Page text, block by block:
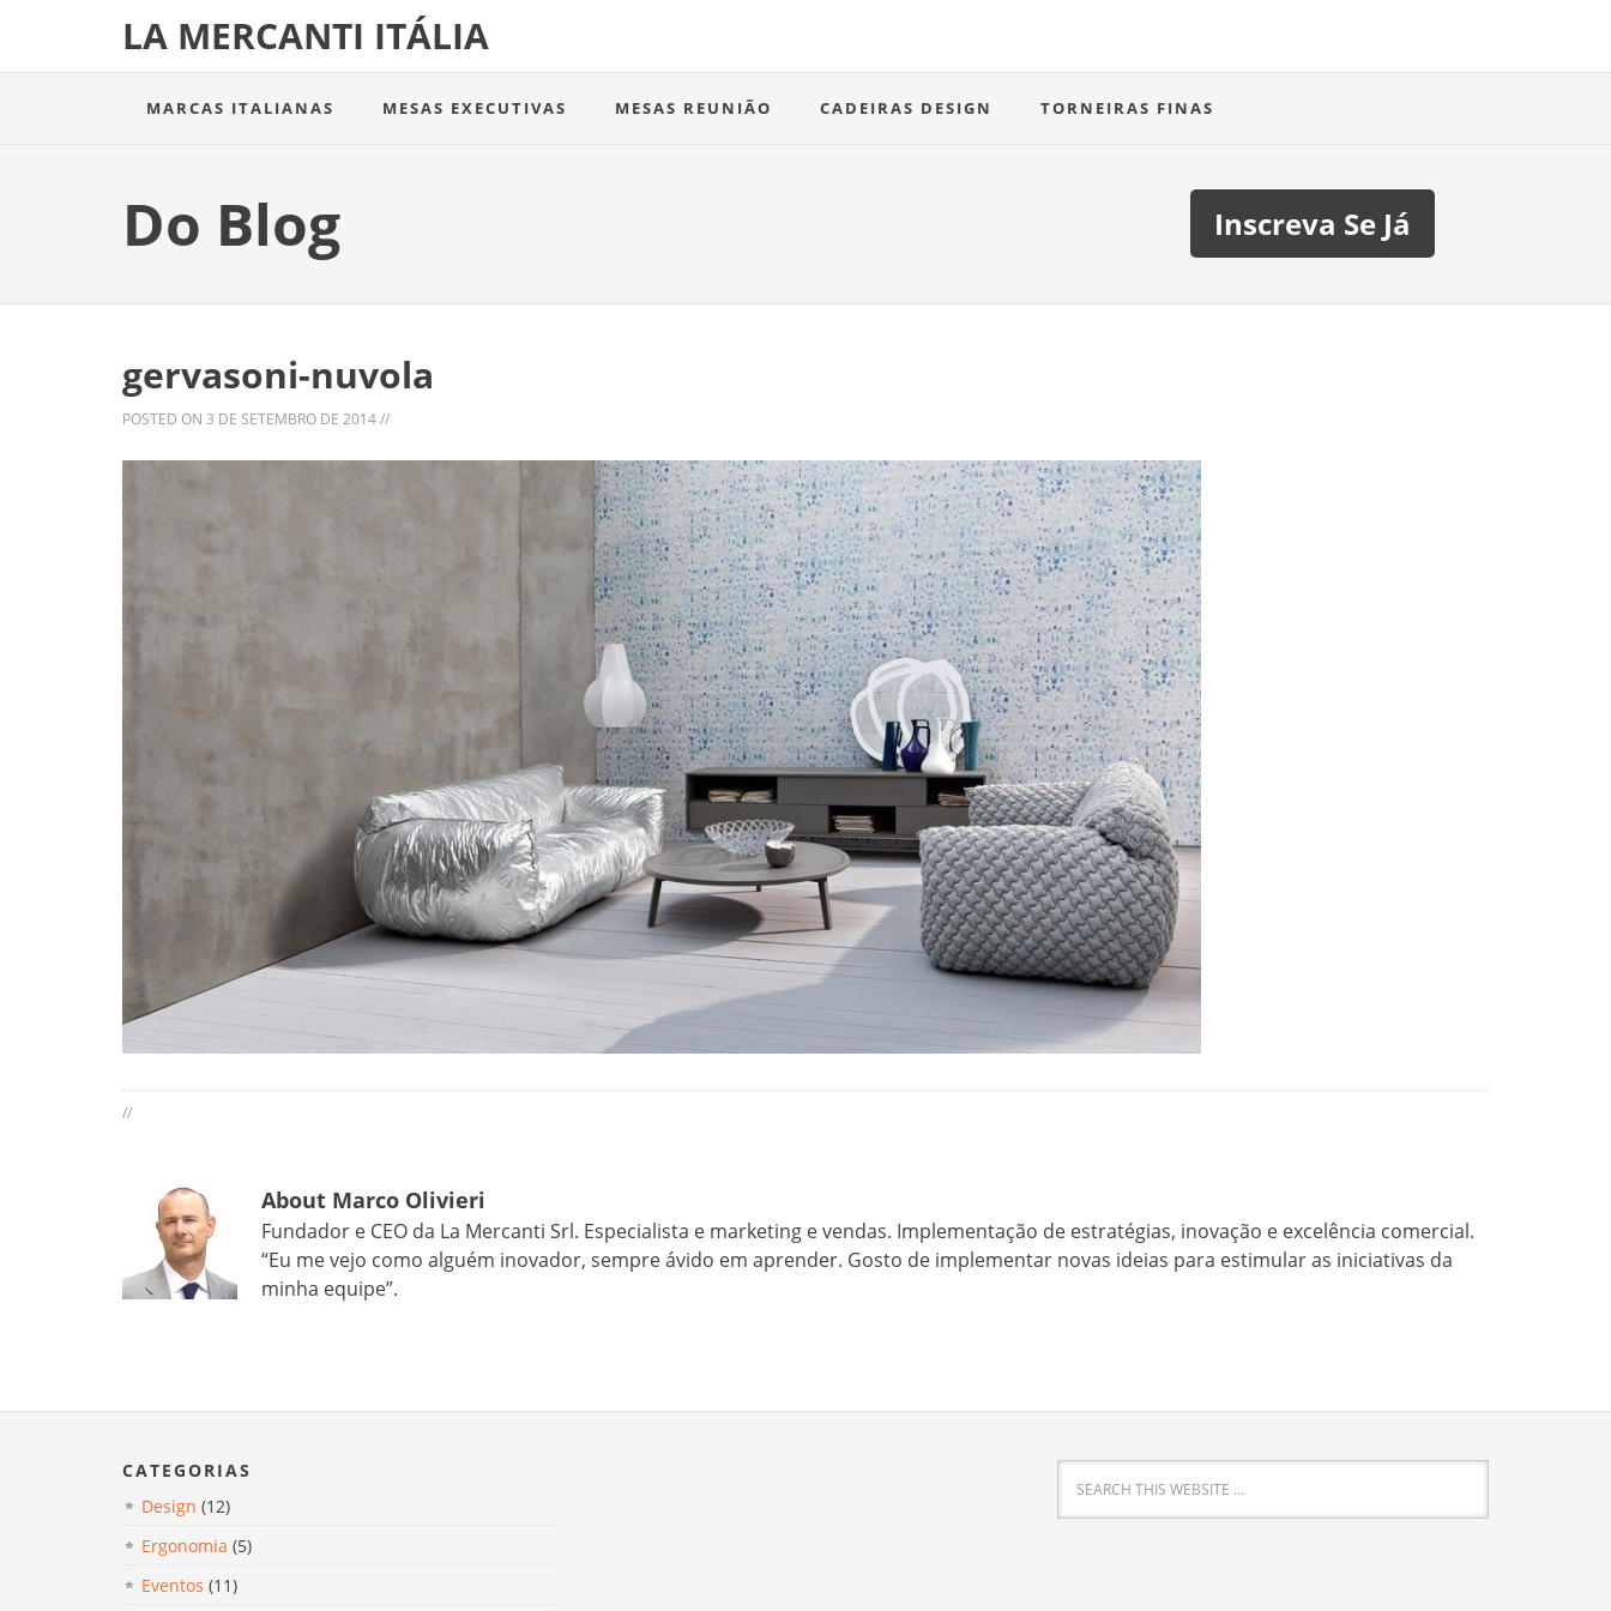
LA MERCANTI ITÁLIA
MARCAS ITALIANAS MESAS EXECUTIVAS MESAS REUNIÃO CADEIRAS DESIGN TORNEIRAS FINAS
Do Blog Inscreva Se Já
gervasoni-nuvola
POSTED ON 3 DE SETEMBRO DE 2014//
//
About Marco Olivieri
Fundador e CEO da La Mercanti Srl. Especialista e marketing e vendas. Implementação de estratégias, inovação e excelência comercial.
“Eu me vejo como alguém inovador, sempre ávido em aprender. Gosto de implementar novas ideias para estimular as iniciativas da
minha equipe”.
CATEGORIAS
Design (12)
Ergonomia (5)
Eventos (11)